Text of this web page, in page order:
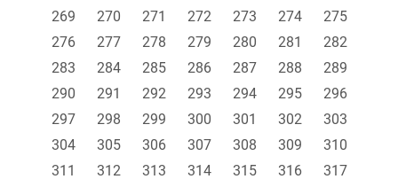
269
270 271 272 273 274
275
276
277 278 279 280 281
282
283
284 285 286 287 288
289
290
291 292 293 294 295
296
297
298 299 300 301 302
303
304
305 306 307 308 309
310
311
312 313 314 315 316
317